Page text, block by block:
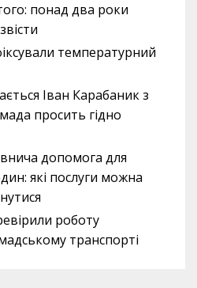
понад два роки
температурний
Іван Карабаник з
просить гідно
допомога для
які послуги можна
роботу
транспорті